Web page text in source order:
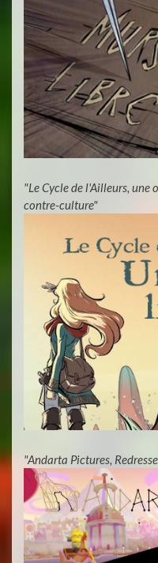
"Le Cycle de l'Ailleurs, une
contre-culture"
"Andarta Pictures,